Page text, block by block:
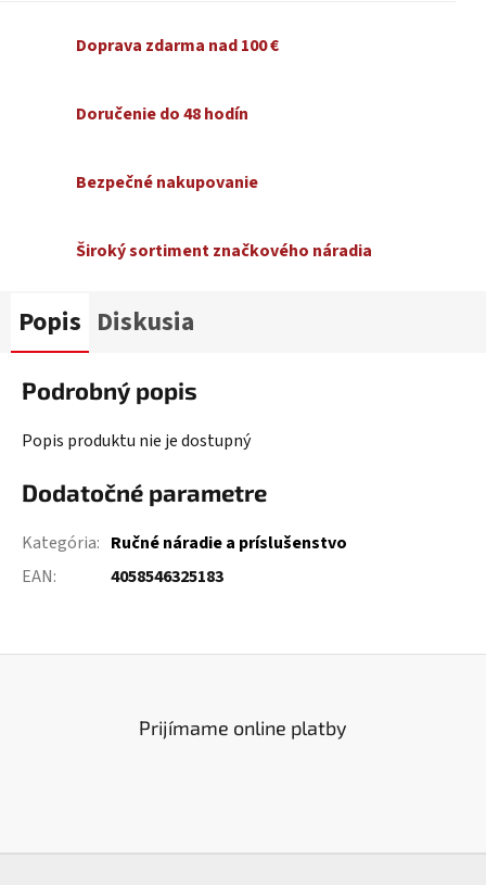
Doprava zdarma nad 100 €
Doručenie do 48 hodín
Bezpečné nakupovanie
Široký sortiment značkového náradia
Popis Diskusia
Podrobný popis
Popis produktu nie je dostupný
Dodatočné parametre
Kategória: Ručné náradie a príslušenstvo
EAN: 4058546325183
Prijímame online platby